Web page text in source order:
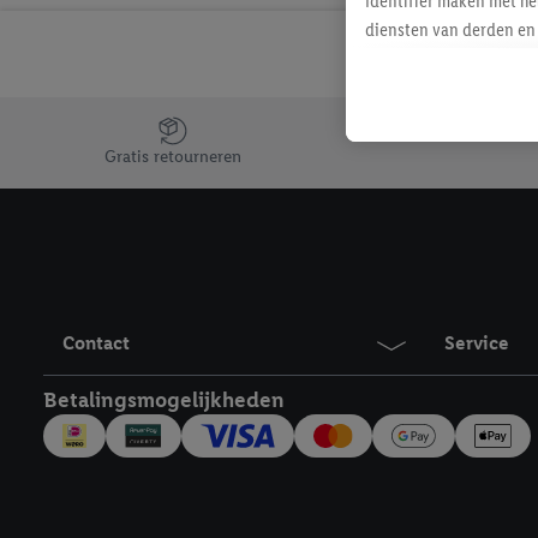
Jouw voordelen bij ons als Lidl webshop klant
Gratis retourneren
Contact Service
Betalingsmogelijkheden
diensten van derden
Als je hiervoor
eerder interesse hebt
maar het niet te
mailadres en met
Onder "Aanpassen"
Door te klikken op
technieken worden
inclusief over de
trekken, vind je in onze
over de cookies die